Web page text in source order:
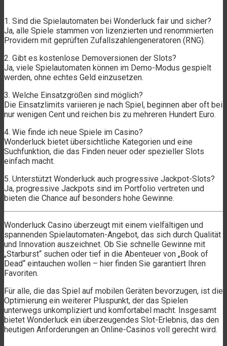
1. Sind die Spielautomaten bei Wonderluck fair und sicher?
Ja, alle Spiele stammen von lizenzierten und renommierten
Providern mit geprüften Zufallszahlengeneratoren (RNG).
2. Gibt es kostenlose Demoversionen der Slots?
Ja, viele Spielautomaten können im Demo-Modus gespielt
werden, ohne echtes Geld einzusetzen.
3. Welche Einsatzgrößen sind möglich?
Die Einsatzlimits variieren je nach Spiel, beginnen aber oft bei
nur wenigen Cent und reichen bis zu mehreren Hundert Euro.
4. Wie finde ich neue Spiele im Casino?
Wonderluck bietet übersichtliche Kategorien und eine
Suchfunktion, die das Finden neuer oder spezieller Slots
einfach macht.
5. Unterstützt Wonderluck auch progressive Jackpot-Slots?
Ja, progressive Jackpots sind im Portfolio vertreten und
bieten die Chance auf besonders hohe Gewinne.
Wonderluck Casino überzeugt mit einem vielfältigen und
spannenden Spielautomaten-Angebot, das sich durch Qualität
und Innovation auszeichnet. Ob Sie schnelle Gewinne mit
„Starburst“ suchen oder tief in die Abenteuer von „Book of
Dead“ eintauchen wollen – hier finden Sie garantiert Ihren
Favoriten.
Für alle, die das Spiel auf mobilen Geräten bevorzugen, ist die
Optimierung ein weiterer Pluspunkt, der das Spielen
unterwegs unkompliziert und komfortabel macht. Insgesamt
bietet Wonderluck ein überzeugendes Slot-Erlebnis, das den
heutigen Anforderungen an Online-Casinos voll gerecht wird.